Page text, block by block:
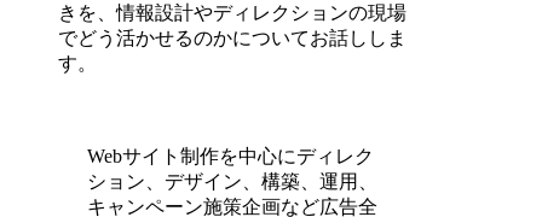
きを、情報設計やディレクションの現場
でどう活かせるのかについてお話ししま
す。
Webサイト制作を中心にディレク
ション、デザイン、構築、運用、
キャンペーン施策企画など広告全